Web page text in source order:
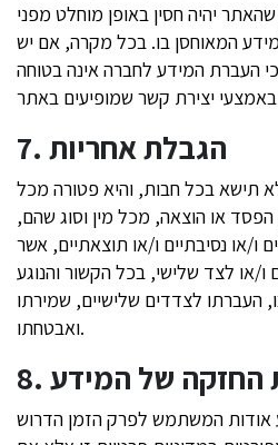
יהיה חסין באופן מוחלט מפני
המאוחסן בו. בכל מקרה, אם יש
העברת המידע לחברה אינה בטוחה
7. הגבלת אחריות
תישא בכל חבות, והיא פטורה מכל
או הוצאה, מכל מין וסוג שהם,
ו/או נסיבתיים ו/או תוצאתיים, אשר
ו/או לצד שלישי, בכל הקשור והנוגע
העברתו לצדדים שלישיים, שמירתו
ואבטחתו.
החזקה של המידע
המשתמש לפרק הזמן הדרוש